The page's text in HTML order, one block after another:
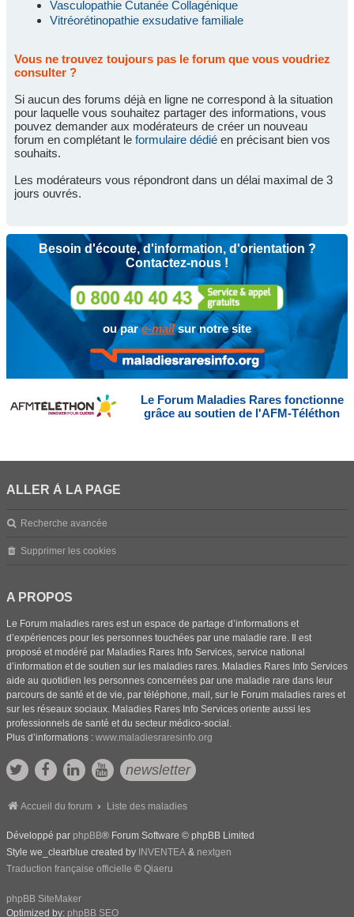
Vasculopathie Cutanée Collagénique
Vitréorétinopathie exsudative familiale
Vous ne trouvez toujours pas le forum que vous voudriez
consulter ?
Si aucun des forums déjà en ligne ne correspond à la situation
pour laquelle vous souhaitez partager des informations, vous
pouvez demander aux modérateurs de créer un nouveau
forum en complétant le formulaire dédié en précisant bien vos
souhaits.
Les modérateurs vous répondront dans un délai maximal de 3
jours ouvrés.
Besoin d'écoute, d'information, d'orientation ?
Contactez-nous !
ou pare-mailsur notre site
Le Forum Maladies Rares fonctionne
grâce au soutien de l'AFM-Téléthon
ALLER À LA PAGE
Recherche avancée
Supprimer les cookies
A PROPOS
Le Forum maladies rares est un espace de partage d’informations et
d’expériences pour les personnes touchées par une maladie rare. Il est
proposé et modéré par Maladies Rares Info Services, service national
d’information et de soutien sur les maladies rares. Maladies Rares Info Services
aide au quotidien les personnes concernées par une maladie rare dans leur
parcours de santé et de vie, par téléphone, mail, sur le Forum maladies rares et
sur les réseaux sociaux. Maladies Rares Info Services oriente aussi les
professionnels de santé et du secteur médico-social.
Plus d’informations : www.maladiesraresinfo.org
newsletter
Accueil du forum Liste des maladies
Développé par phpBB® Forum Software © phpBB Limited
Style we_clearblue created by INVENTEA & nextgen
Traduction française officielle © Qiaeru
phpBB SiteMaker
Optimized by: phpBB SEO